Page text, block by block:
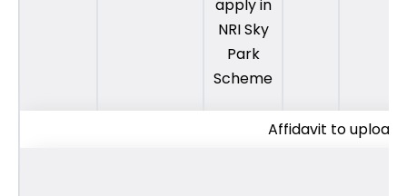
apply in
NRI Sky
Park
Scheme
Affidavit to upload